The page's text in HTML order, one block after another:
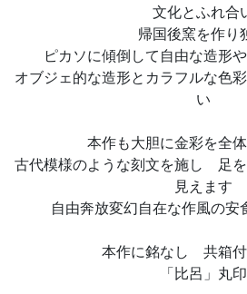
文化とふれ合
帰国後窯を作り
ピカソに傾倒して自由な造形
オブジェ的な造形とカラフルな色
い
本作も大胆に金彩を全
古代模様のような刻文を施し 足
見えます
自由奔放変幻自在な作風の安
本作に銘なし 共箱付
「比呂」丸印